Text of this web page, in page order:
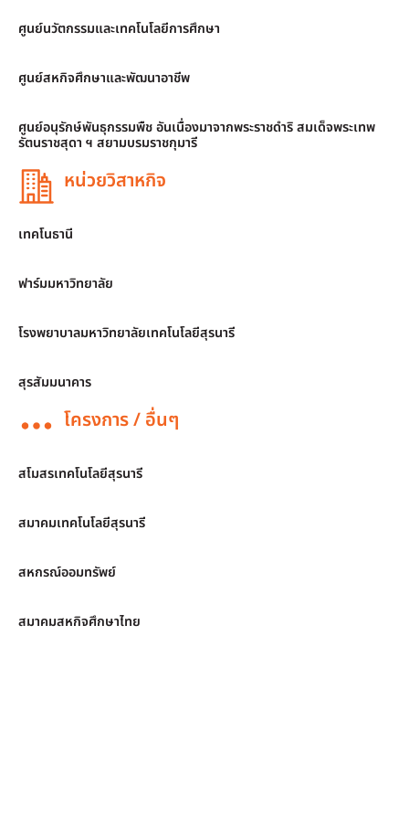
ศูนย์นวัตกรรมและเทคโนโลยีการศึกษา
ศูนย์สหกิจศึกษาและพัฒนาอาชีพ
ศูนย์อนุรักษ์พันธุกรรมพืช อันเนื่องมาจากพระราชดำริ สมเด็จพระเทพ
รัตนราชสุดา ฯ สยามบรมราชกุมารี
หน่วยวิสาหกิจ
เทคโนธานี
ฟาร์มมหาวิทยาลัย
โรงพยาบาลมหาวิทยาลัยเทคโนโลยีสุรนารี
สุรสัมมนาคาร
โครงการ / อื่นๆ
สโมสรเทคโนโลยีสุรนารี
สมาคมเทคโนโลยีสุรนารี
สหกรณ์ออมทรัพย์
สมาคมสหกิจศึกษาไทย